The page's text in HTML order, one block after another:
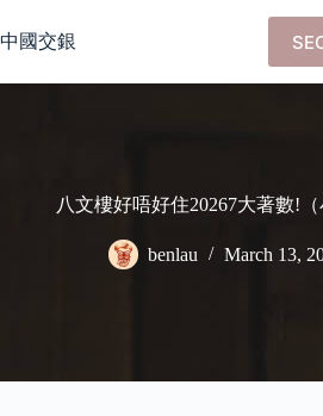
to
content
中國交銀
八文樓好唔好住20267大著數!（
benlau March 13,